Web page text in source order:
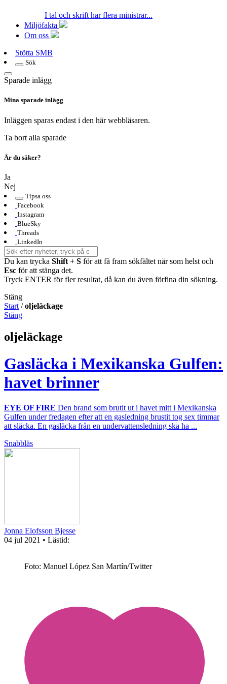
I tal och skrift har flera ministrar...
Miljöfakta
Om oss
Stötta SMB
Sök
Sparade inlägg
Mina sparade inlägg
Inläggen sparas endast i den här webbläsaren.
Ta bort alla sparade
Är du säker?
Ja
Nej
Tipsa oss
Facebook
Instagram
BlueSky
Threads
LinkedIn
Du kan trycka Shift + S för att få fram sökfältet när som helst och
Esc för att stänga det.
Tryck ENTER för fler resultat, då kan du även förfina din sökning.
Stäng
Start /oljeläckage
Stäng
oljeläckage
Gasläcka i Mexikanska Gulfen:
havet brinner
EYE OF FIRE Den brand som brutit ut i havet mitt i Mexikanska
Gulfen under fredagen efter att en gasledning brustit tog sex timmar
att släcka. En gasläcka från en undervattensledning ska ha ...
Snabbläs
Jonna Elofsson Bjesse
04 jul 2021 • Lästid:
Foto: Manuel López San Martín/Twitter